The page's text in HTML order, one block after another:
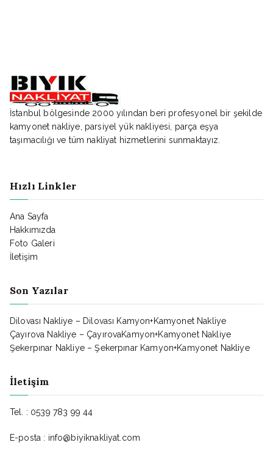
İstanbul bölgesinde 2000 yılından beri profesyonel bir şekilde
kamyonet nakliye, parsiyel yük nakliyesi, parça eşya
taşımacılığı ve tüm nakliyat hizmetlerini sunmaktayız.
Hızlı Linkler
Ana Sayfa
Hakkımızda
Foto Galeri
İletişim
Son Yazılar
Dilovası Nakliye – Dilovası Kamyon+Kamyonet Nakliye
Çayırova Nakliye – ÇayırovaKamyon+Kamyonet Nakliye
Şekerpınar Nakliye – Şekerpınar Kamyon+Kamyonet Nakliye
İletişim
Tel. : 0539 783 99 44
E-posta : info@biyiknakliyat.com